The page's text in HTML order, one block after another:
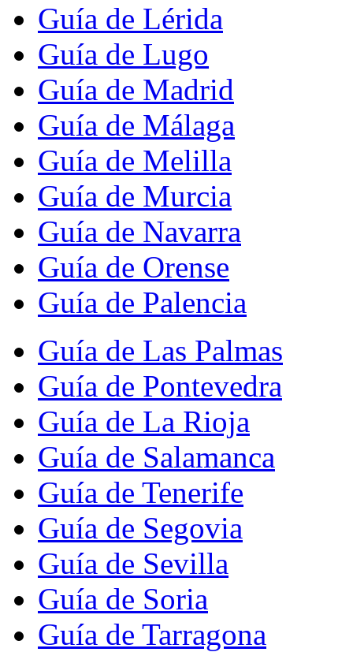
Guía de Lérida
Guía de Lugo
Guía de Madrid
Guía de Málaga
Guía de Melilla
Guía de Murcia
Guía de Navarra
Guía de Orense
Guía de Palencia
Guía de Las Palmas
Guía de Pontevedra
Guía de La Rioja
Guía de Salamanca
Guía de Tenerife
Guía de Segovia
Guía de Sevilla
Guía de Soria
Guía de Tarragona